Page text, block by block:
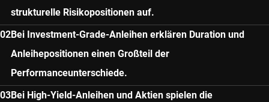
strukturelle Risikopositionen auf.
Bei Investment-Grade-Anleihen erklären Duration und
Anleihepositionen einen Großteil der
Performanceunterschiede.
Bei High-Yield-Anleihen und Aktien spielen die